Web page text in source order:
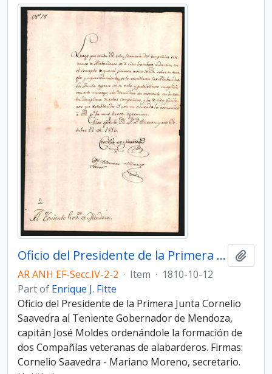
Oficio del Presidente de la Primera Junta Cornelio Saavedra al Teniente Gobernador de Mendoza, capitán José Moldes
AR ANH EF-Secc.IV-2-2 · Item · 1810-10-12
Part of Enrique J. Fitte
Oficio del Presidente de la Primera Junta Cornelio
Saavedra al Teniente Gobernador de Mendoza,
capitán José Moldes ordenándole la formación de
dos Compañías veteranas de alabarderos. Firmas:
Cornelio Saavedra - Mariano Moreno, secretario.